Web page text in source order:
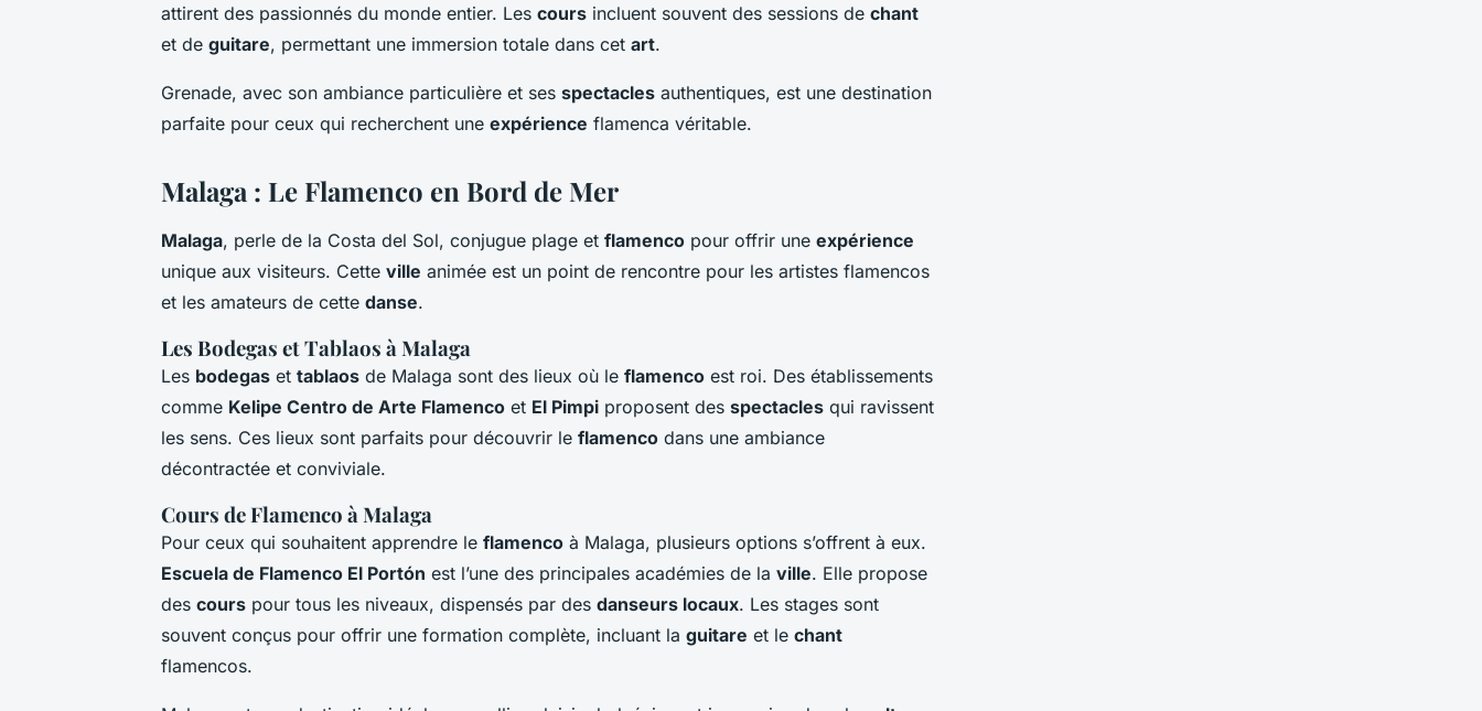
attirent des passionnés du monde entier. Les cours incluent souvent des sessions de chant
et de guitare, permettant une immersion totale dans cet art.
Grenade, avec son ambiance particulière et ses spectacles authentiques, est une destination
parfaite pour ceux qui recherchent une expérience flamenca véritable.
Malaga : Le Flamenco en Bord de Mer
Malaga, perle de la Costa del Sol, conjugue plage et flamenco pour offrir une expérience
unique aux visiteurs. Cette ville animée est un point de rencontre pour les artistes flamencos
et les amateurs de cette danse.
Les Bodegas et Tablaos à Malaga
Les bodegas et tablaos de Malaga sont des lieux où le flamenco est roi. Des établissements
comme Kelipe Centro de Arte Flamenco et El Pimpi proposent des spectacles qui ravissent
les sens. Ces lieux sont parfaits pour découvrir le flamenco dans une ambiance
décontractée et conviviale.
Cours de Flamenco à Malaga
Pour ceux qui souhaitent apprendre le flamenco à Malaga, plusieurs options s’offrent à eux.
Escuela de Flamenco El Portón est l’une des principales académies de la ville. Elle propose
des cours pour tous les niveaux, dispensés par des danseurs locaux. Les stages sont
souvent conçus pour offrir une formation complète, incluant la guitare et le chant
flamencos.